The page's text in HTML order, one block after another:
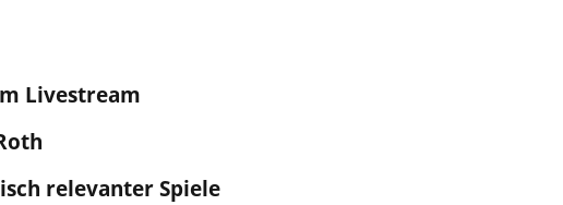
Livestream
relevanter Spiele